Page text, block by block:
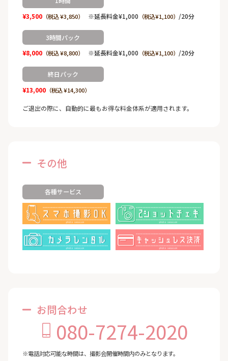
¥3,500（税込 ¥3,850） ※延長料金¥1,000 （税込¥1,100） /20分
3時間パック
¥8,000（税込 ¥8,800） ※延長料金¥1,000 （税込¥1,100） /20分
終日パック
¥13,000（税込 ¥14,300）
ご退出の際に、自動的に最もお得な料金体系が適用されます。
その他
各種サービス
お問合わせ
080-7274-2020
※電話対応可能な時間は、撮影会開催時間内のみとなります。